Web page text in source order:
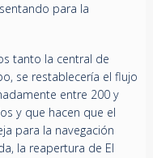
para la
tanto la central de
se restablecería el flujo
entre 200 y
y que hacen que el
para la navegación
la reapertura de El